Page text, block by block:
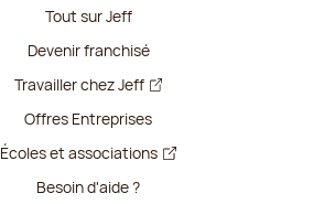
Tout sur Jeff
Devenir franchisé
Travailler chez Jeff
Offres Entreprises
Écoles et associations
Besoin d'aide ?